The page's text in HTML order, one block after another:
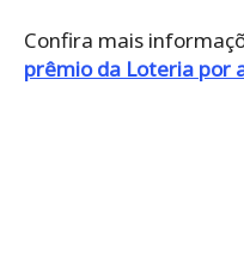
Confira mais
prêmio da Loteria por